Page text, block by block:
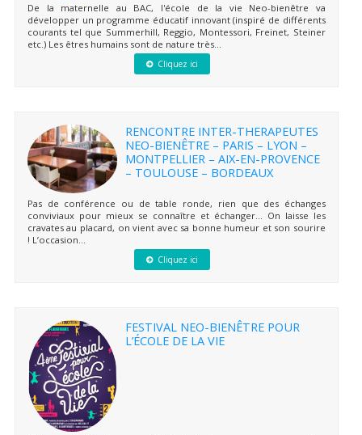
De la maternelle au BAC, l'école de la vie Neo-bienêtre va
développer un programme éducatif innovant (inspiré de différents
courants tel que Summerhill, Reggio, Montessori, Freinet, Steiner
etc.) Les êtres humains sont de nature très...
Cliquez ici
RENCONTRE INTER-THERAPEUTES
NEO-BIENÊTRE – PARIS – LYON –
MONTPELLIER – AIX-EN-PROVENCE
– TOULOUSE – BORDEAUX
Pas de conférence ou de table ronde, rien que des échanges
conviviaux pour mieux se connaître et échanger… On laisse les
cravates au placard, on vient avec sa bonne humeur et son sourire
! L’occasion...
Cliquez ici
FESTIVAL NEO-BIENÊTRE POUR
L’ÉCOLE DE LA VIE